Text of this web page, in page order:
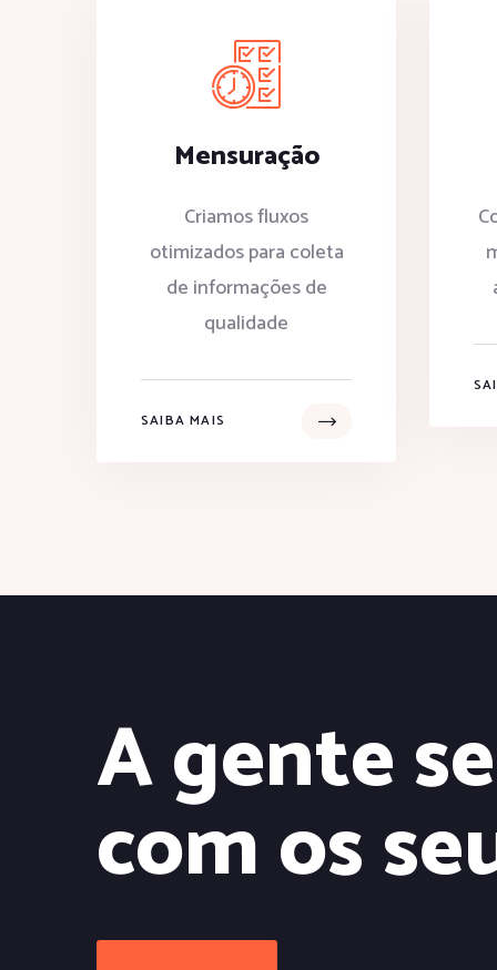
Mensuração
Criamos fluxos
otimizados para coleta
de informações de
qualidade
SAIBA MAIS
A gente
com os